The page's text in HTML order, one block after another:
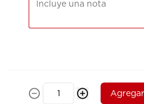
Combo Mango ChickenAgregar